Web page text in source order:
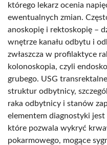
którego lekarz ocenia
ewentualnych zmian.
anoskopię i rektoskopię –
wnętrze kanału odbytu i
zwłaszcza w profilaktyce
kolonoskopia, czyli
grubego. USG
struktur odbytnicy,
raka odbytnicy i stanów
elementem diagnostyki
które pozwala wykryć
pokarmowego, mogące